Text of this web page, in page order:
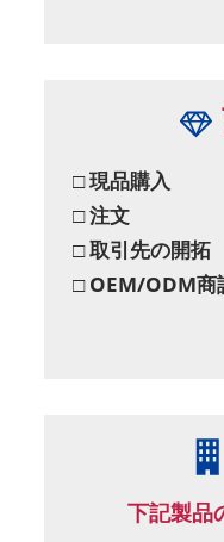
□ 現品購入
□ 注文
□ 取引先の開拓
□ OEM/ODM商
下記製品